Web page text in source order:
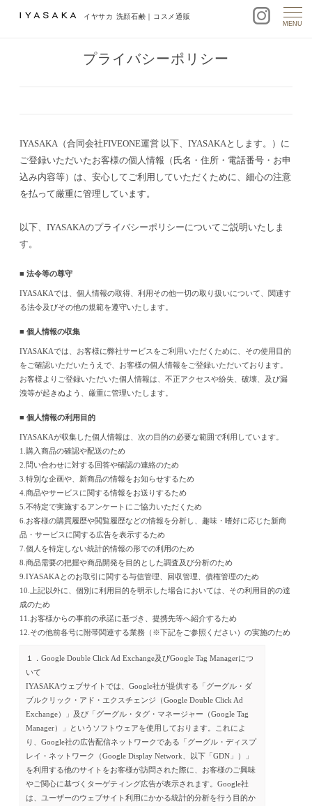
イヤサカ 洗顔石鹸｜コスメ通販
MENU
プライバシーポリシー
IYASAKA（合同会社FIVEONE運営 以下、IYASAKAとします。）に
ご登録いただいたお客様の個人情報（氏名・住所・電話番号・お申
込み内容等）は、安心してご利用していただくために、細心の注意
を払って厳重に管理しています。
以下、IYASAKAのプライバシーポリシーについてご説明いたしま
す。
■ 法令等の尊守
IYASAKAでは、個人情報の取得、利用その他一切の取り扱いについて、関連す
る法令及びその他の規範を遵守いたします。
■ 個人情報の収集
IYASAKAでは、お客様に弊社サービスをご利用いただくために、その使用目的
をご確認いただいたうえで、お客様の個人情報をご登録いただいております。
お客様よりご登録いただいた個人情報は、不正アクセスや紛失、破壊、及び漏
洩等が起きぬよう、厳重に管理いたします。
■ 個人情報の利用目的
IYASAKAが収集した個人情報は、次の目的の必要な範囲で利用しています。
1.購入商品の確認や配送のため
2.問い合わせに対する回答や確認の連絡のため
3.特別な企画や、新商品の情報をお知らせするため
4.商品やサービスに関する情報をお送りするため
5.不特定で実施するアンケートにご協力いただくため
6.お客様の購買履歴や閲覧履歴などの情報を分析し、趣味・嗜好に応じた新商
品・サービスに関する広告を表示するため
7.個人を特定しない統計的情報の形での利用のため
8.商品需要の把握や商品開発を目的とした調査及び分析のため
9.IYASAKAとのお取引に関する与信管理、回収管理、債権管理のため
10.上記以外に、個別に利用目的を明示した場合においては、その利用目的の達
成のため
11.お客様からの事前の承諾に基づき、提携先等へ紹介するため
12.その他前各号に附帯関連する業務（※下記をご参照ください）の実施のため
１．Google Double Click Ad Exchange及びGoogle Tag Managerにつ
いて
IYASAKAウェブサイトでは、Google社が提供する「グーグル・ダ
ブルクリック・アド・エクスチェンジ（Google Double Click Ad
Exchange）」及び「グーグル・タグ・マネージャー（Google Tag
Manager）」というソフトウェアを使用しております。これによ
り、Google社の広告配信ネットワークである「グーグル・ディスプ
レイ・ネットワーク（Google Display Network、以下「GDN」）」
を利用する他のサイトをお客様が訪問された際に、お客様のご興味
やご関心に基づくターゲティング広告が表示されます。Google社
は、ユーザーのウェブサイト利用にかかる統計的分析を行う目的か